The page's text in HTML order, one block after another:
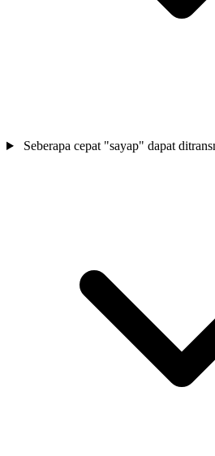
Seberapa cepat "sayap" dapat